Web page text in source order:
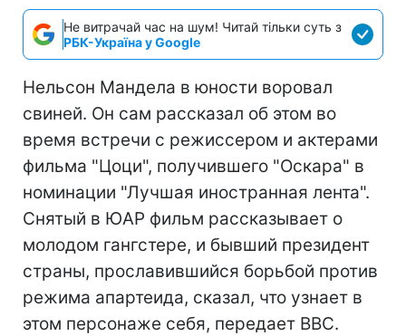
Не витрачай час на шум! Читай тільки суть з
РБК-Україна у Google
Нельсон Мандела в юности воровал
свиней. Он сам рассказал об этом во
время встречи с режиссером и актерами
фильма "Цоци", получившего "Оскара" в
номинации "Лучшая иностранная лента".
Снятый в ЮАР фильм рассказывает о
молодом гангстере, и бывший президент
страны, прославившийся борьбой против
режима апартеида, сказал, что узнает в
этом персонаже себя, передает BBC.